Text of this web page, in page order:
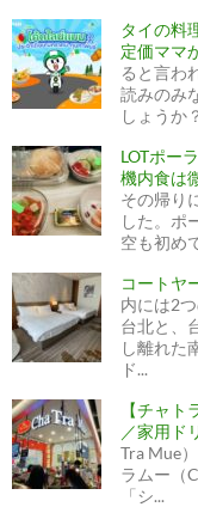
タイの料
定価ママ
ると言わ
読みのみ
しょうか
LOTポー
機内食は
その帰り
した。ポ
空も初め
コートヤ
内には2
台北と、
し離れた
ド...
【チャ
／家用ド
Tra Mue
ラムー（
「シ...